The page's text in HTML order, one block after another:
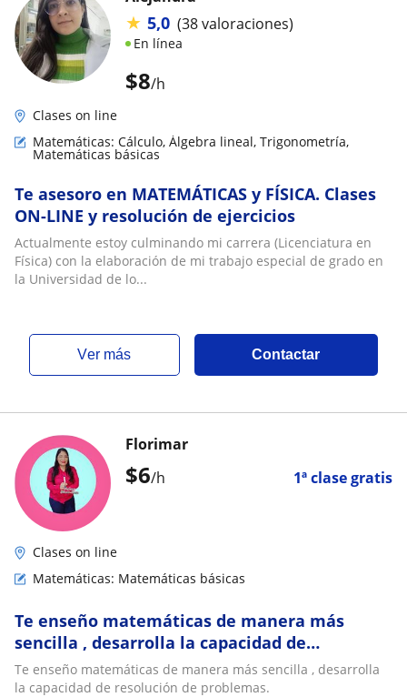
$8/h
★ 5,0 (38 valoraciones)
En línea
Clases on line
Matemáticas: Cálculo, Álgebra lineal, Trigonometría,
Matemáticas básicas
Te asesoro en MATEMÁTICAS y FÍSICA. Clases
ON-LINE y resolución de ejercicios
Actualmente estoy culminando mi carrera (Licenciatura en
Física) con la elaboración de mi trabajo especial de grado en
la Universidad de lo...
ver más Contactar
$6/h 1ª clase gratis
Florimar
Clases on line
Matemáticas: Matemáticas básicas
Te enseño matemáticas de manera más
sencilla , desarrolla la capacidad de
resolución de problemas
Te enseño matemáticas de manera más sencilla , desarrolla
la capacidad de resolución de problemas.